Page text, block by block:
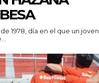
1978, día en el que un joven